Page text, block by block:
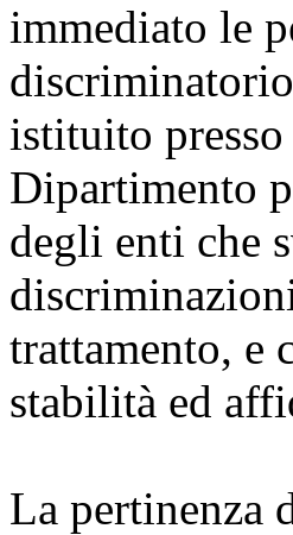
immediato le
istituito
Dipartimento
degli enti che
trattamento, e
stabilità ed
La pertinenza